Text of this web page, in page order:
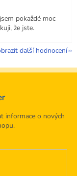
pokaždé moc
že jste.
další hodnocení
informace o nových